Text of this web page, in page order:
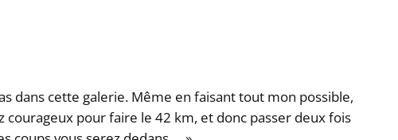
dans cette galerie. Même en faisant tout mon possible,
pour faire le 42 km, et donc passer deux fois